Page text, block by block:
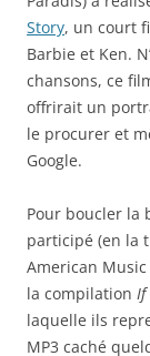
Story, un court
Barbie et Ken.
chansons, ce
offrirait un
le procurer et
Google.
Pour boucler la
participé (en la
American
la compilation If
laquelle ils
MP3 caché